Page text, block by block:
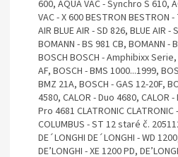
600, AQUA VAC - Synchro S 610,
VAC - X 600 BESTRON
AIR BLUE AIR - SD 826, BLUE AIR -
BOMANN - BS 981 CB, BOMANN -
BOSCH BOSCH - Amphibixx
AF, BOSCH - BMS 1000...1999,
BMZ 21A, BOSCH - GAS 12-20F,
4580, CALOR - Duo 4680, CALOR
Pro 4681 CLATRONIC CLATRONIC
COLUMBUS - ST 12 staré č.
DE´LONGHI DE´LONGHI - WD
DE’LONGHI - XE 1200 PD,